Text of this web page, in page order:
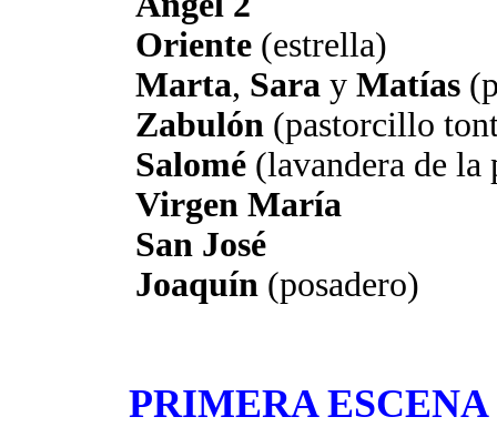
Oriente (estrella)
Marta, Sara y Matías
Zabulón (pastorcillo
Salomé (lavandera de la
Virgen María
San José
Joaquín (posadero)
PRIMERA ESCENA